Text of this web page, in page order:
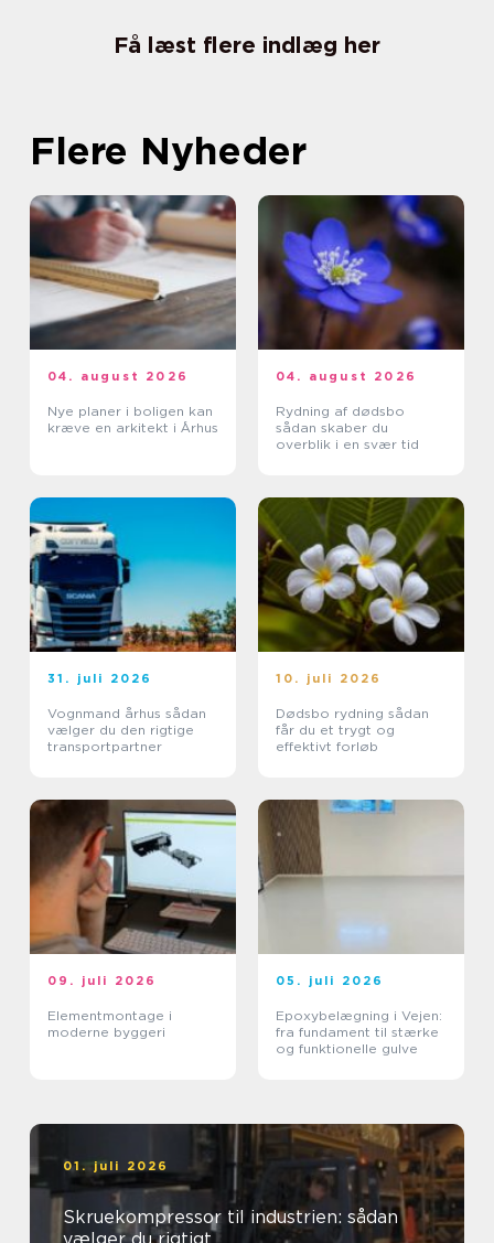
Få læst flere indlæg her
Flere Nyheder
04. august 2026
Nye planer i boligen kan
kræve en arkitekt i Århus
04. august 2026
Rydning af dødsbo
sådan skaber du
overblik i en svær tid
31. juli 2026
Vognmand århus sådan
vælger du den rigtige
transportpartner
10. juli 2026
Dødsbo rydning sådan
får du et trygt og
effektivt forløb
09. juli 2026
Elementmontage i
moderne byggeri
05. juli 2026
Epoxybelægning i Vejen:
fra fundament til stærke
og funktionelle gulve
01. juli 2026
Skruekompressor til industrien: sådan